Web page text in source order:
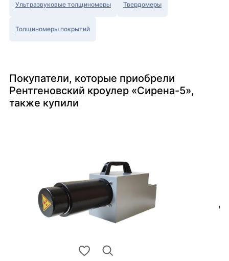
Ультразвуковые толщиномеры Твердомеры
Толщиномеры покрытий
Покупатели, которые приобрели
Рентгеновский кроулер «Сирена-5»,
также купили